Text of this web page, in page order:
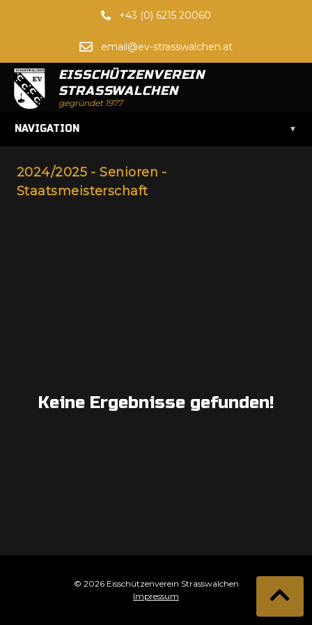
+43 (0) 6215 20060
email@ev-strasswalchen.at
EISSCHÜTZENVEREIN
STRASSWALCHEN
gegründet 1977
NAVIGATION ▾
2024/2025 - Senioren -
Staatsmeisterschaft
Keine Ergebnisse gefunden!
© 2026 Eisschützenverein Strasswalchen
Impressum